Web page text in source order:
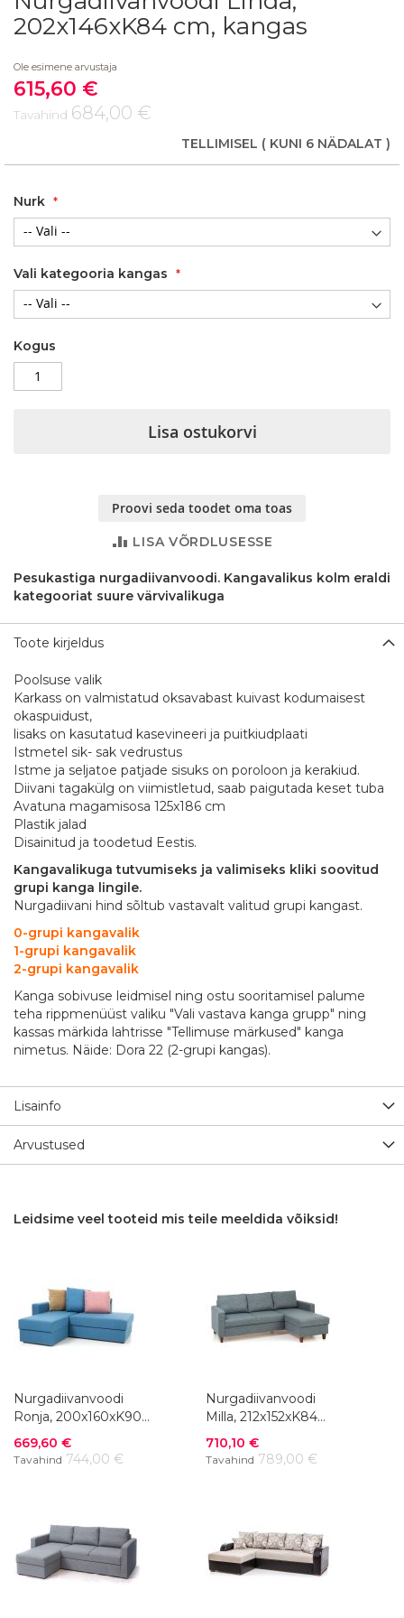
to
the
of
the
images
gallery
202x146xK84 cm, kangas
Ole esimene arvustaja
Soodushind
615,60 €
Tavahind 684,00 €
TELLIMISEL ( KUNI 6 NÄDALAT )
Nurk
Vali kategooria kangas
Kogus
Lisa ostukorvi
Proovi seda toodet oma toas
LISA VÕRDLUSESSE
Pesukastiga nurgadiivanvoodi. Kangavalikus kolm eraldi
kategooriat suure värvivalikuga
Toote kirjeldus
Poolsuse valik
Karkass on valmistatud oksavabast kuivast kodumaisest
okaspuidust,
lisaks on kasutatud kasevineeri ja puitkiudplaati
Istmetel sik- sak vedrustus
Istme ja seljatoe patjade sisuks on poroloon ja kerakiud.
Diivani tagakülg on viimistletud, saab paigutada keset tuba
Avatuna magamisosa 125x186 cm
Plastik jalad
Disainitud ja toodetud Eestis.
Kangavalikuga tutvumiseks ja valimiseks kliki soovitud
grupi kanga lingile.
Nurgadiivani hind sõltub vastavalt valitud grupi kangast.
0-grupi kangavalik
1-grupi kangavalik
2-grupi kangavalik
Kanga sobivuse leidmisel ning ostu sooritamisel palume
teha rippmenüüst valiku "Vali vastava kanga grupp" ning
kassas märkida lahtrisse "Tellimuse märkused" kanga
nimetus. Näide: Dora 22 (2-grupi kangas).
Lisainfo
Arvustused
Leidsime veel tooteid mis teile meeldida võiksid!
Nurgadiivanvoodi
Ronja, 200x160xK90
cm, kangas
Soodushind
669,60 €
Tavahind 744,00 €
Nurgadiivanvoodi
Milla, 212x152xK84
cm, kangas
Soodushind
710,10 €
Tavahind 789,00 €